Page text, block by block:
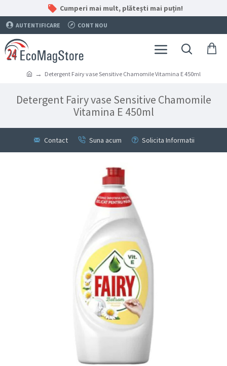
Cumperi mai mult, plătești mai puțin!
AUTENTIFICARE CONT NOU
Detergent Fairy vase Sensitive Chamomile Vitamina E 450ml
Detergent Fairy vase Sensitive Chamomile
Vitamina E 450ml
Contact Suna acum Solicita Informatii